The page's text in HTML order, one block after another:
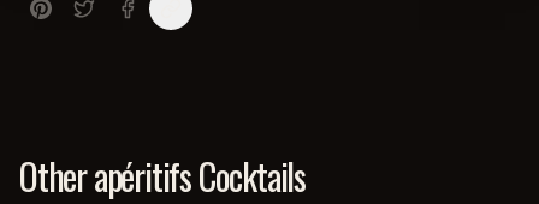
Other apéritifs Cocktails